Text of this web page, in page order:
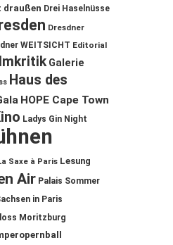
draußen Drei Haselnüsse
Dresdner
WEITSICHT Editorial
Galerie
Haus des
HOPE Cape Town
Ladys Gin Night
Saxe à Paris Lesung
Air Palais Sommer
in Paris
Moritzburg